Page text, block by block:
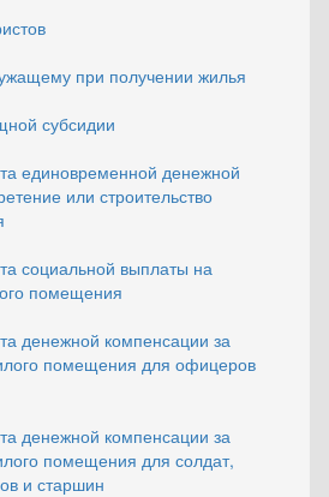
при получении жилья
субсидии
единовременной денежной
или строительство
социальной выплаты на
помещения
денежной компенсации за
помещения для офицеров
денежной компенсации за
помещения для солдат,
и старшин